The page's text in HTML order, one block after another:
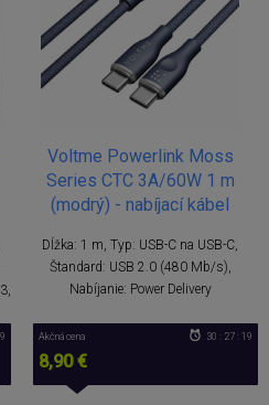
Voltme Powerlink Moss
Series CTC 3A/60W 1 m
(modrý) - nabíjací kábel
Dĺžka: 1 m, Typ: USB-C na USB-C,
Štandard: USB 2.0 (480 Mb/s),
Nabíjanie: Power Delivery
Akčná cena
8,90 €
30 : 27 : 18